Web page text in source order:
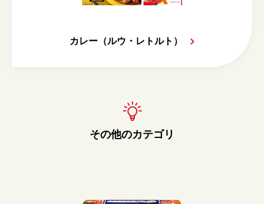
カレー（ルウ・レトルト）
その他のカテゴリ